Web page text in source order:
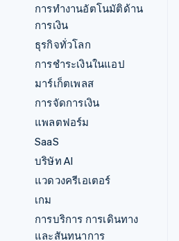
การทำงานอัตโนมัติด้าน
การเงิน
ธุรกิจทั่วโลก
การชำระเงินในแอป
มาร์เก็ตเพลส
การจัดการเงิน
แพลตฟอร์ม
SaaS
บริษัท AI
แวดวงครีเอเตอร์
เกม
การบริการ การเดินทาง
และสันทนาการ